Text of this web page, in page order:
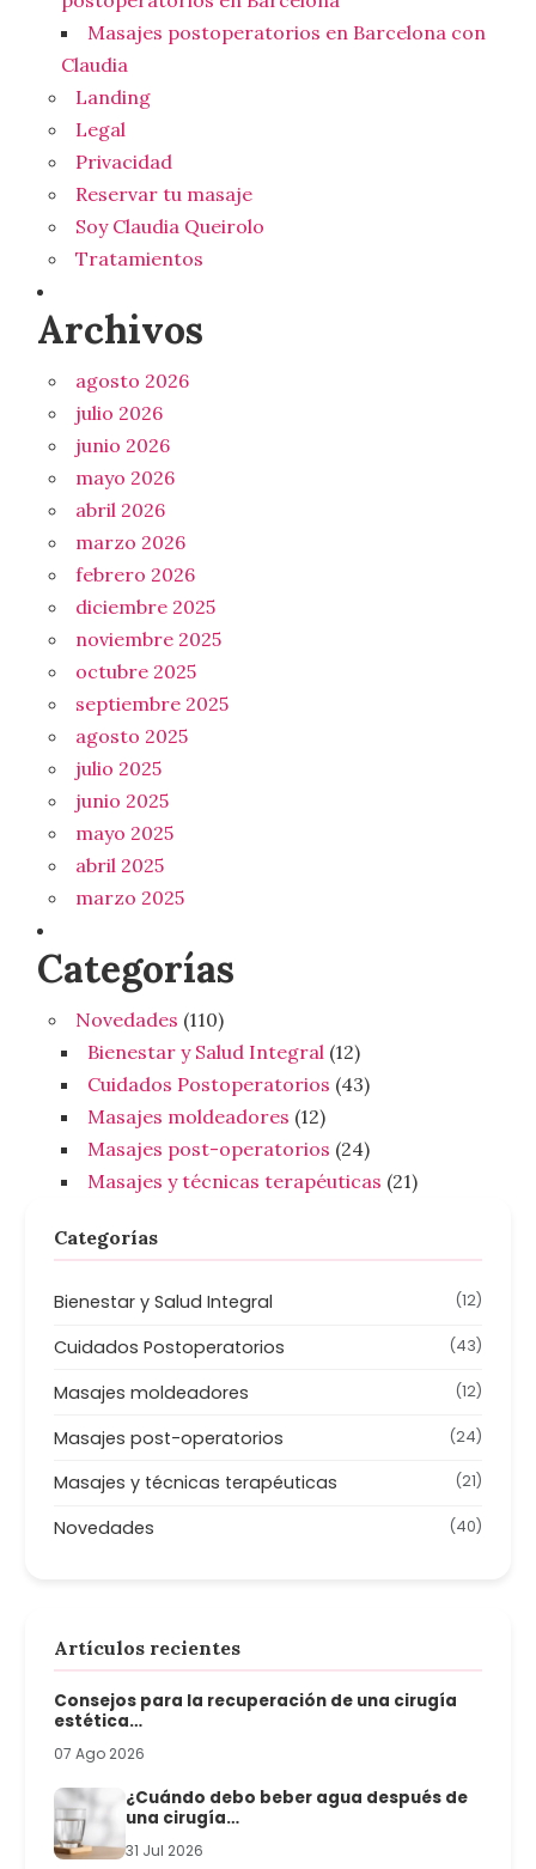
Masajes postoperatorios en Barcelona con
Claudia
Landing
Legal
Privacidad
Reservar tu masaje
Soy Claudia Queirolo
Tratamientos
Archivos
agosto 2026
julio 2026
junio 2026
mayo 2026
abril 2026
marzo 2026
febrero 2026
diciembre 2025
noviembre 2025
octubre 2025
septiembre 2025
agosto 2025
julio 2025
junio 2025
mayo 2025
abril 2025
marzo 2025
Categorías
Novedades (110)
Bienestar y Salud Integral (12)
Cuidados Postoperatorios (43)
Masajes moldeadores (12)
Masajes post-operatorios (24)
Masajes y técnicas terapéuticas (21)
Categorías
Bienestar y Salud Integral (12)
Cuidados Postoperatorios (43)
Masajes moldeadores (12)
Masajes post-operatorios (24)
Masajes y técnicas terapéuticas (21)
Novedades (40)
Artículos recientes
Consejos para la recuperación de una cirugía
estética…
07 Ago 2026
¿Cuándo debo beber agua después de
una cirugía…
31 Jul 2026